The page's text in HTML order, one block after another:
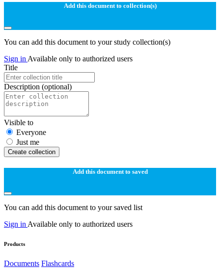
Add this document to collection(s)
You can add this document to your study collection(s)
Sign in Available only to authorized users
Title
Description (optional)
Visible to
Everyone
Just me
Create collection
Add this document to saved
You can add this document to your saved list
Sign in Available only to authorized users
Products
Documents Flashcards